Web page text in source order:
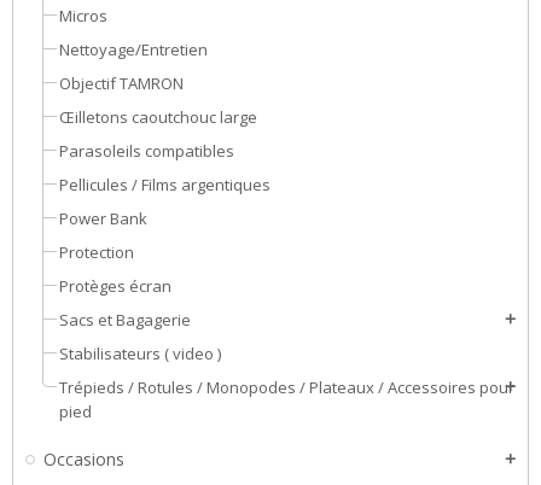
Micros
Nettoyage/Entretien
Objectif TAMRON
Œilletons caoutchouc large
Parasoleils compatibles
Pellicules / Films argentiques
Power Bank
Protection
Protèges écran
Sacs et Bagagerie
add
Stabilisateurs ( video )
Trépieds / Rotules / Monopodes / Plateaux / Accessoires pour
pied
add
Occasions add